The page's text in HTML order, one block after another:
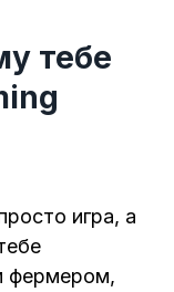
тебе
игра, а
фермером,